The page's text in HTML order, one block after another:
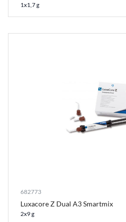
1x1,7 g
682773
Luxacore Z Dual A3 Smartmix
2x9 g